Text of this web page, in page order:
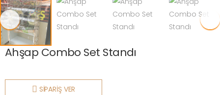
Ahşap Combo Set Standı
SİPARİŞ VER